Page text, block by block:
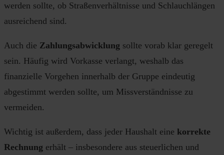
werden sollte, ob Straßenverhältnisse und Schlauchlängen
ausreichend sind.
Auch die Zahlungsabwicklung sollte vorab klar geregelt
sein. Häufig wird Vorkasse verlangt, weshalb das
finanzielle Vorgehen innerhalb der Gruppe eindeutig
abgestimmt werden sollte, um Missverständnisse zu
vermeiden.
Wichtig ist außerdem, dass jeder Haushalt eine korrekte
Rechnung erhält – insbesondere aus steuerlichen und